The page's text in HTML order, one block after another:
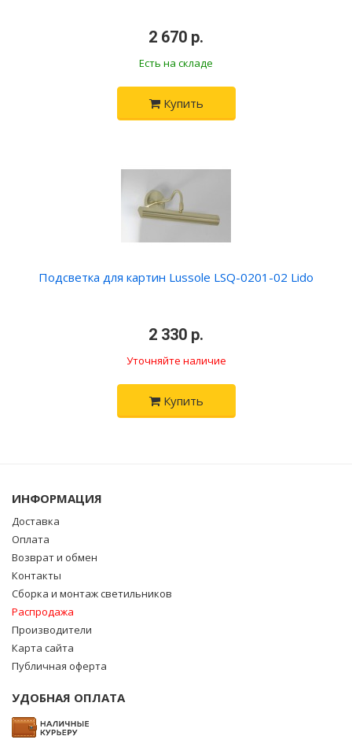
2 670 р.
Есть на складе
Купить
Подсветка для картин Lussole LSQ-0201-02 Lido
2 330 р.
Уточняйте наличие
Купить
ИНФОРМАЦИЯ
Доставка
Оплата
Возврат и обмен
Контакты
Сборка и монтаж светильников
Распродажа
Производители
Карта сайта
Публичная оферта
УДОБНАЯ ОПЛАТА